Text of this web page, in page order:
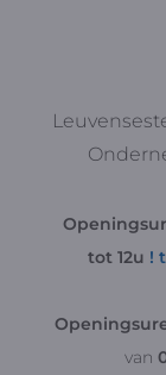
tot 12u !
van